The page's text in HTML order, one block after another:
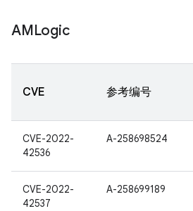
AMLogic
CVE 参考编号
CVE-2022-
42536
A-258698524
CVE-2022-
42537
A-258699189